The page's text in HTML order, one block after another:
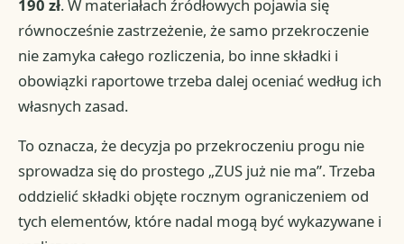
190 zł. W materiałach źródłowych pojawia się
równocześnie zastrzeżenie, że samo przekroczenie
nie zamyka całego rozliczenia, bo inne składki i
obowiązki raportowe trzeba dalej oceniać według ich
własnych zasad.
To oznacza, że decyzja po przekroczeniu progu nie
sprowadza się do prostego „ZUS już nie ma”. Trzeba
oddzielić składki objęte rocznym ograniczeniem od
tych elementów, które nadal mogą być wykazywane i